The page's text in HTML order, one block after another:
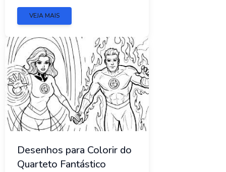
VEJA MAIS
Desenhos para Colorir do
Quarteto Fantástico